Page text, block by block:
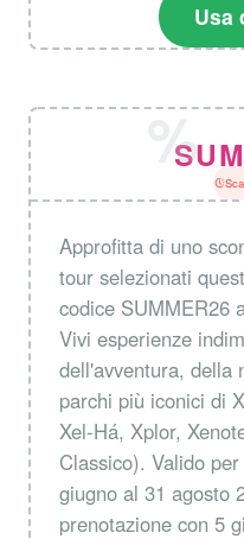
Usa
Approfitta di uno
tour selezionati
codice SUMMER26
Vivi esperienze
dell'avventura, della
parchi più iconici di
Xel-Há, Xplor,
Classico). Valido
giugno al 31 agosto
prenotazione con 5